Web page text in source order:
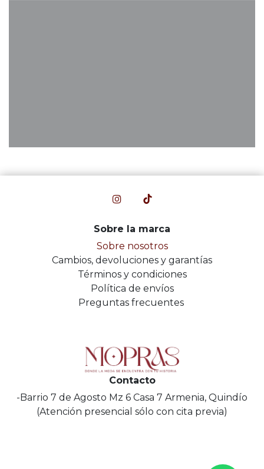
Sobre la marca
Sobre nosotros
Cambios, devoluciones y garantías
Términos y condiciones
Política de envíos
Preguntas frecuentes
Contacto
-Barrio 7 de Agosto Mz 6 Casa 7 Armenia, Quindío
(Atención presencial sólo con cita previa)